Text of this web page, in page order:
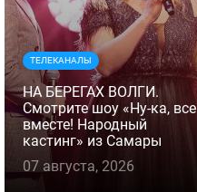
ТЕЛЕКАНАЛЫ
НА БЕРЕГАХ ВОЛГИ.
Смотрите шоу «Ну-ка, все
вместе! Народный
кастинг» из Самары
07 августа, 2026